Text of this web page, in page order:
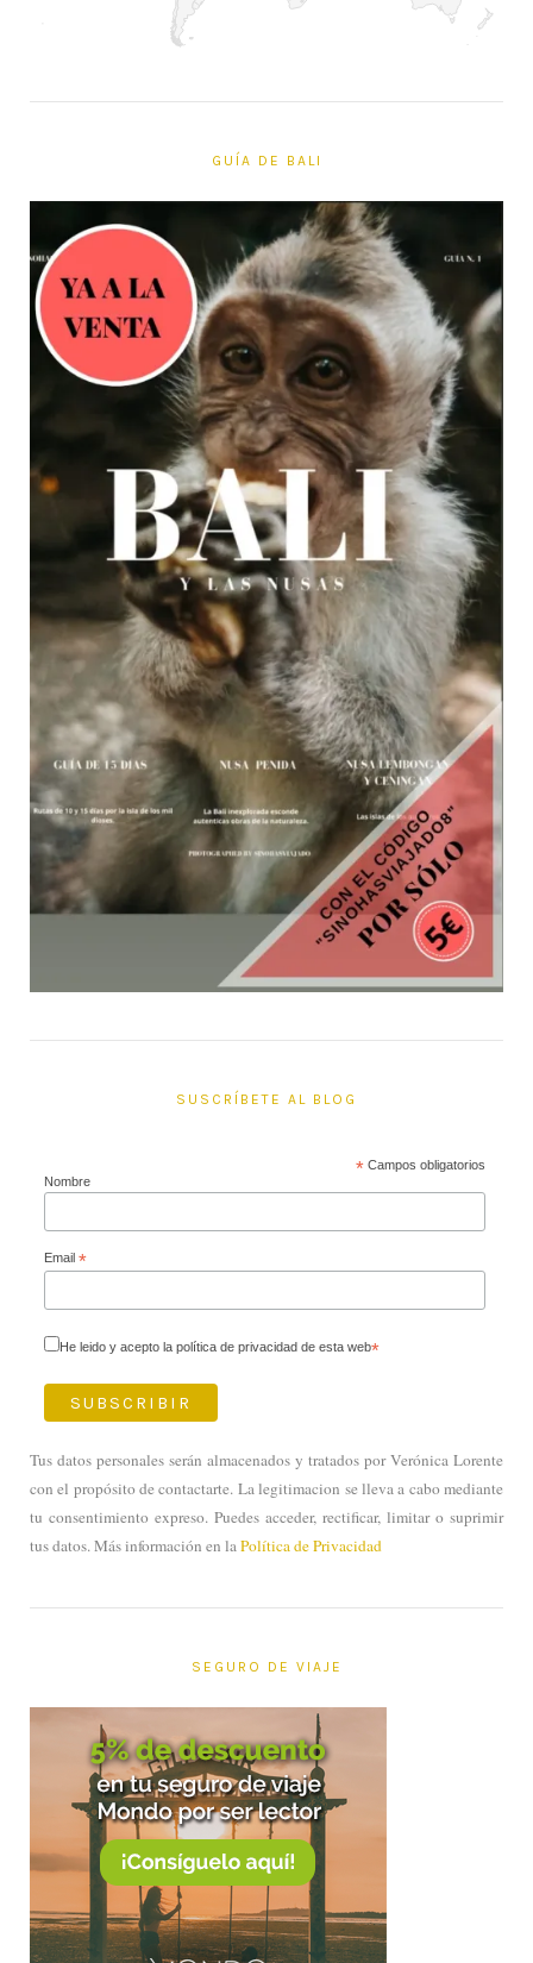
GUÍA DE BALI
SUSCRÍBETE AL BLOG
*Campos obligatorios
Nombre
Email *
He leido y acepto la política de privacidad de esta web*
Tus datos personales serán almacenados y tratados por Verónica Lorente
con el propósito de contactarte. La legitimacion se lleva a cabo mediante
tu consentimiento expreso. Puedes acceder, rectificar, limitar o suprimir
tus datos. Más información en laPolítica de Privacidad
SEGURO DE VIAJE